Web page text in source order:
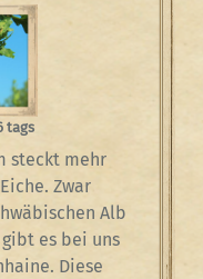
tags
steckt mehr
Zwar
Alb
es bei uns
Diese